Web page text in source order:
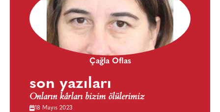
Çağla Oflas
son yazıları
Onların kârları bizim ölülerimiz
18 Mayıs 2023